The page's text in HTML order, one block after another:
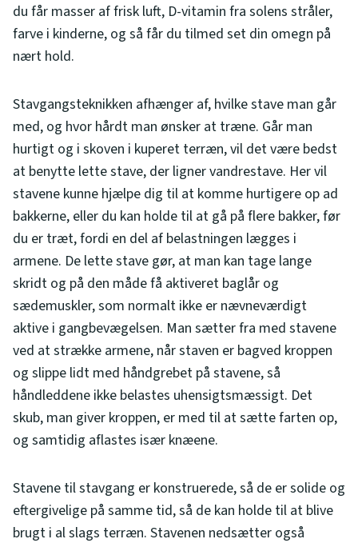
du får masser af frisk luft, D-vitamin fra solens stråler,
farve i kinderne, og så får du tilmed set din omegn på
nært hold.
Stavgangsteknikken afhænger af, hvilke stave man går
med, og hvor hårdt man ønsker at træne. Går man
hurtigt og i skoven i kuperet terræn, vil det være bedst
at benytte lette stave, der ligner vandrestave. Her vil
stavene kunne hjælpe dig til at komme hurtigere op ad
bakkerne, eller du kan holde til at gå på flere bakker, før
du er træt, fordi en del af belastningen lægges i
armene. De lette stave gør, at man kan tage lange
skridt og på den måde få aktiveret baglår og
sædemuskler, som normalt ikke er nævneværdigt
aktive i gangbevægelsen. Man sætter fra med stavene
ved at strække armene, når staven er bagved kroppen
og slippe lidt med håndgrebet på stavene, så
håndleddene ikke belastes uhensigtsmæssigt. Det
skub, man giver kroppen, er med til at sætte farten op,
og samtidig aflastes især knæene.
Stavene til stavgang er konstruerede, så de er solide og
eftergivelige på samme tid, så de kan holde til at blive
brugt i al slags terræn. Stavenen nedsætter også